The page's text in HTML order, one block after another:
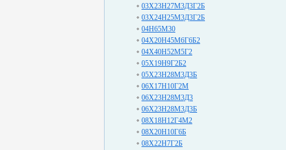
03Х23Н27М3Д3Г2Б
03Х24Н25М3Д3Г2Б
04Н65М30
04Х20Н45М6Г6Б2
04Х40Н52М5Г2
05Х19Н9Г2Б2
05Х23Н28М3Д3Б
06Х17Н10Г2М
06Х23Н28М3Д3
06Х23Н28М3Д3Б
08Х18Н12Г4М2
08Х20Н10Г6Б
08Х22Н7Г2Б